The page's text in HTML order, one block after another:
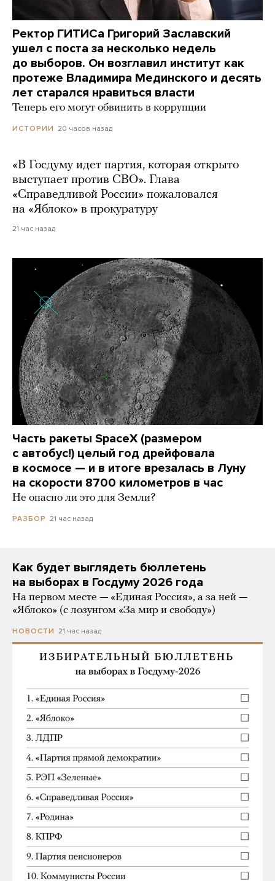
Ректор ГИТИСа Григорий Заславский
ушел с поста за несколько недель
до выборов. Он возглавил институт как
протеже Владимира Мединского и десять
лет старался нравиться власти
Теперь его могут обвинить в коррупции
ИСТОРИИ 20 часов назад
«В Госдуму идет партия, которая открыто
выступает против СВО». Глава
«Справедливой России» пожаловался
на «Яблоко» в прокуратуру
21 час назад
Часть ракеты SpaceX (размером
с автобус!) целый год дрейфовала
в космосе — и в итоге врезалась в Луну
на скорости 8700 километров в час
Не опасно ли это для Земли?
РАЗБОР 21 час назад
Как будет выглядеть бюллетень
на выборах в Госдуму 2026 года
На первом месте — «Единая Россия», а за ней —
«Яблоко» (с лозунгом «За мир и свободу»)
НОВОСТИ 21 час назад